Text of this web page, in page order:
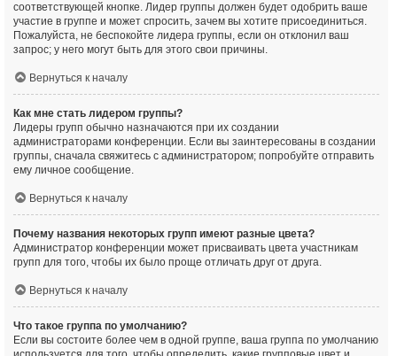
соответствующей кнопке. Лидер группы должен будет одобрить ваше
участие в группе и может спросить, зачем вы хотите присоединиться.
Пожалуйста, не беспокойте лидера группы, если он отклонил ваш
запрос; у него могут быть для этого свои причины.
Вернуться к началу
Как мне стать лидером группы?
Лидеры групп обычно назначаются при их создании
администраторами конференции. Если вы заинтересованы в создании
группы, сначала свяжитесь с администратором; попробуйте отправить
ему личное сообщение.
Вернуться к началу
Почему названия некоторых групп имеют разные цвета?
Администратор конференции может присваивать цвета участникам
групп для того, чтобы их было проще отличать друг от друга.
Вернуться к началу
Что такое группа по умолчанию?
Если вы состоите более чем в одной группе, ваша группа по умолчанию